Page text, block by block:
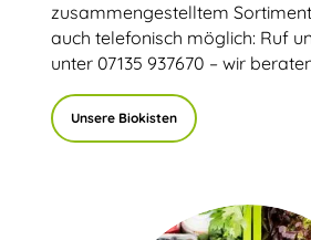
zusammengestelltem
auch telefonisch möglich: Ruf
unter 07135 937670 – wir
Unsere Biokisten